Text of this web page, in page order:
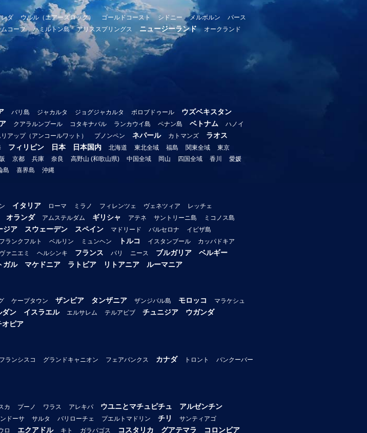
ダ ウルル（エアーズロック） ゴールドコースト シドニー メルボルン
パース
コーブ ハミルトン島 アリススプリングス ニュージーランド
オークランド
バリ島 ジャカルタ ジョグジャカルタ ボロブドゥール
ウズベキスタン
クアラルンプール コタキナバル ランカウイ島 ペナン島 ベトナム
ハノイ
アップ（アンコールワット） プノンペン ネパール カトマンズ ラオス
フィリピン 日本 日本国内 北海道 東北全域 福島 関東全域
東京
京都 兵庫 奈良 高野山 (和歌山県) 中国全域 岡山 四国全域 香川
愛媛
島 喜界島 沖縄
イタリア ローマ ミラノ フィレンツェ ヴェネツィア
レッチェ
オランダ アムステルダム ギリシャ アテネ サントリーニ島
ミコノス島
ジア スウェーデン スペイン マドリード バルセロナ イビザ島
フランクフルト ベルリン ミュンヘン トルコ イスタンブール
カッパドキア
ァニエミ ヘルシンキ フランス パリ ニース ブルガリア ベルギー
ガル マケドニア ラトビア リトアニア ルーマニア
ケープタウン ザンビア タンザニア ザンジバル島 モロッコ
マラケシュ
ダン イスラエル エルサレム テルアビブ チュニジア
ウガンダ
オピア
ランシスコ グランドキャニオン フェアバンクス カナダ トロント
バンクーバー
カ プーノ ワラス アレキパ ウユニとマチュピチュ アルゼンチン
ドーサ サルタ バリローチェ プエルトマドリン チリ
サンティアゴ
ロ エクアドル キト ガラパゴス コスタリカ グアテマラ コロンビア